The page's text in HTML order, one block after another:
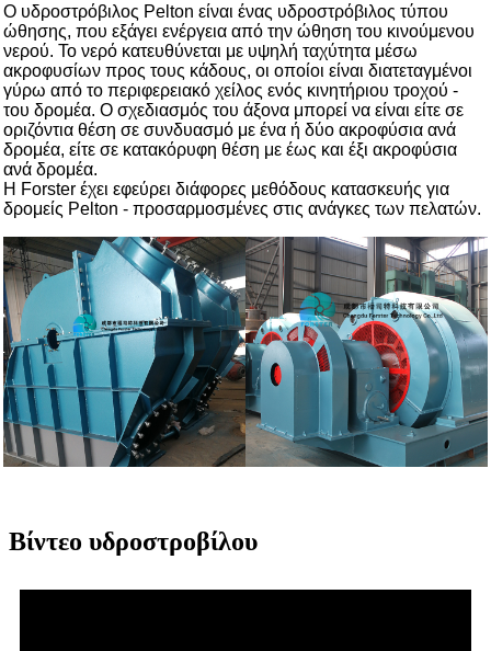
Ο υδροστρόβιλος Pelton είναι ένας υδροστρόβιλος τύπου
ώθησης, που εξάγει ενέργεια από την ώθηση του κινούμενου
νερού. Το νερό κατευθύνεται με υψηλή ταχύτητα μέσω
ακροφυσίων προς τους κάδους, οι οποίοι είναι διατεταγμένοι
γύρω από το περιφερειακό χείλος ενός κινητήριου τροχού -
του δρομέα. Ο σχεδιασμός του άξονα μπορεί να είναι είτε σε
οριζόντια θέση σε συνδυασμό με ένα ή δύο ακροφύσια ανά
δρομέα, είτε σε κατακόρυφη θέση με έως και έξι ακροφύσια
ανά δρομέα.
Η Forster έχει εφεύρει διάφορες μεθόδους κατασκευής για
δρομείς Pelton - προσαρμοσμένες στις ανάγκες των πελατών.
Βίντεο υδροστροβίλου